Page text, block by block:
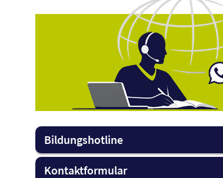
Bildungshotline
Kontaktformular